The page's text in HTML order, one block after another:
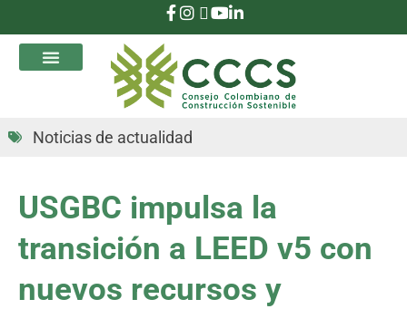
Noticias de actualidad
USGBC impulsa la
transición a LEED v5 con
nuevos recursos y